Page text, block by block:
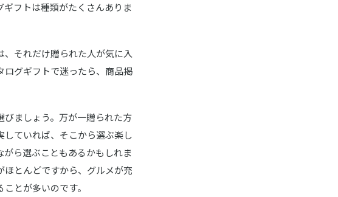
フトは種類がたくさんありま
、それだけ贈られた人が気に入
ログギフトで迷ったら、商品掲
ましょう。万が一贈られた方
ていれば、そこから選ぶ楽し
ら選ぶこともあるかもしれま
とんどですから、グルメが充
とが多いのです。